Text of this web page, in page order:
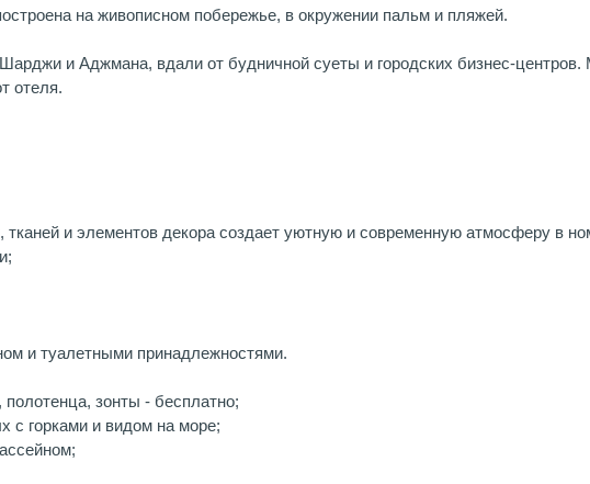
на живописном побережье, в окружении пальм и пляжей.
и Аджмана, вдали от будничной суеты и городских бизнес-
отеля.
тканей и элементов декора создает уютную и современную атмосферу в
и туалетными принадлежностями.
зонты - бесплатно;
с горками и видом на море;